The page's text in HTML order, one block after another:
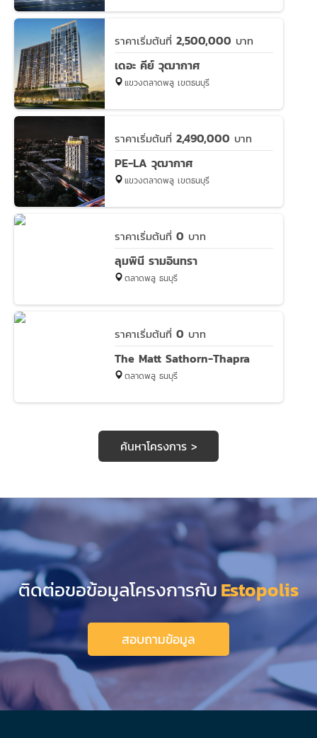
ราคาเริ่มต้นที่ 2,500,000 บาท
เดอะ คีย์ วุฒากาศ
แขวงตลาดพลู เขตธนบุรี
ราคาเริ่มต้นที่ 2,490,000 บาท
PE-LA วุฒากาศ
แขวงตลาดพลู เขตธนบุรี
ราคาเริ่มต้นที่ 0 บาท
ลุมพินี รามอินทรา
ตลาดพลู ธนบุรี
ราคาเริ่มต้นที่ 0 บาท
The Matt Sathorn-Thapra
ตลาดพลู ธนบุรี
ค้นหาโครงการ >
ติดต่อขอข้อมูลโครงการกับEstopolis
สอบถามข้อมูล